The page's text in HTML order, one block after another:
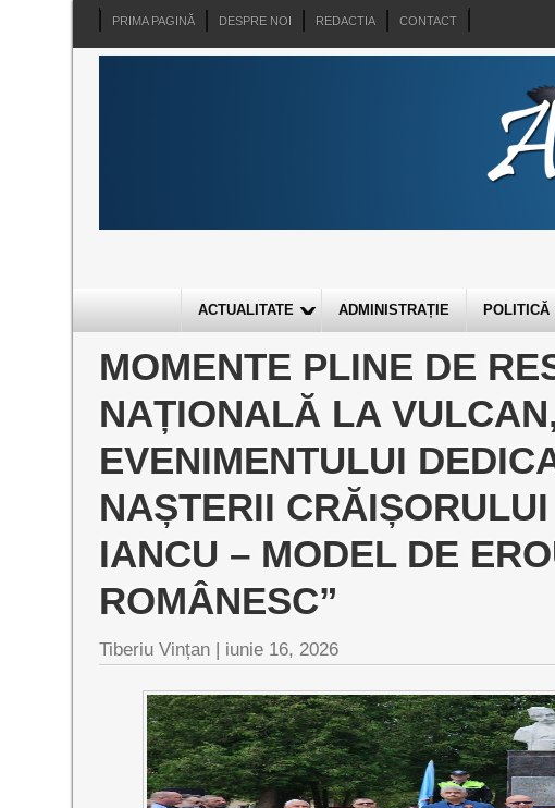
PRIMA PAGINĂ DESPRE NOI REDACTIA CONTACT
ACTUALITATE ADMINISTRAȚIE POLITICĂ
MOMENTE PLINE DE
NAȚIONALĂ LA
EVENIMENTULUI
NAȘTERII
IANCU – MODEL DE
ROMÂNESC”
Tiberiu Vințan | iunie 16, 2026